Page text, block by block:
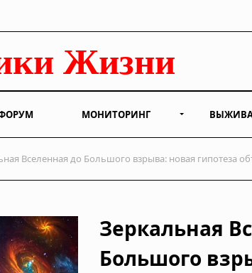
МОНИТОРИНГ
Вселенная до Большого взрыва: новая гипотеза
Зеркальная
Большого